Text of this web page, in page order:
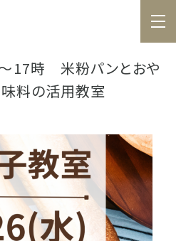
姓日記
レシピ
問合せ
カレンダー
の購入
時 米粉パンとおや
料の活用教室